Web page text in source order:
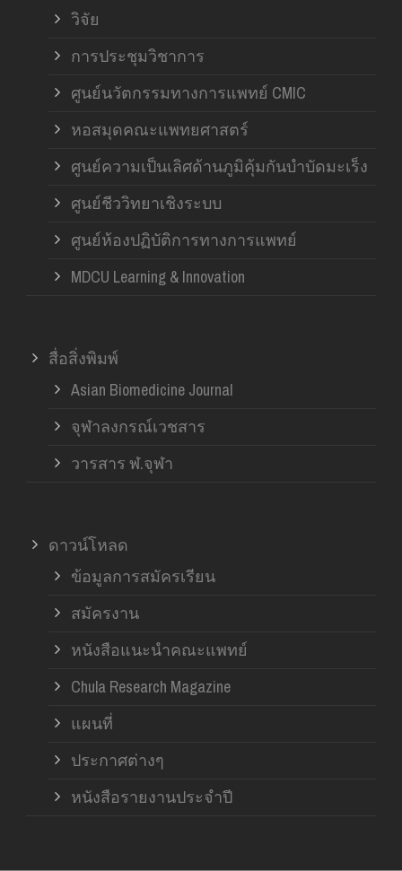
วิจัย
การประชุมวิชาการ
ศูนย์นวัตกรรมทางการแพทย์ CMIC
หอสมุดคณะแพทยศาสตร์
ศูนย์ความเป็นเลิศด้านภูมิคุ้มกันบำบัดมะเร็ง
ศูนย์ชีววิทยาเชิงระบบ
ศูนย์ห้องปฏิบัติการทางการแพทย์
MDCU Learning & Innovation
สื่อสิ่งพิมพ์
Asian Biomedicine Journal
จุฬาลงกรณ์เวชสาร
วารสาร ฬ.จุฬา
ดาวน์โหลด
ข้อมูลการสมัครเรียน
สมัครงาน
หนังสือแนะนำคณะแพทย์
Chula Research Magazine
แผนที่
ประกาศต่างๆ
หนังสือรายงานประจำปี